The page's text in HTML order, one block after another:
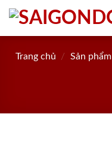
Skip
content
Trang chủ / Sản phẩm